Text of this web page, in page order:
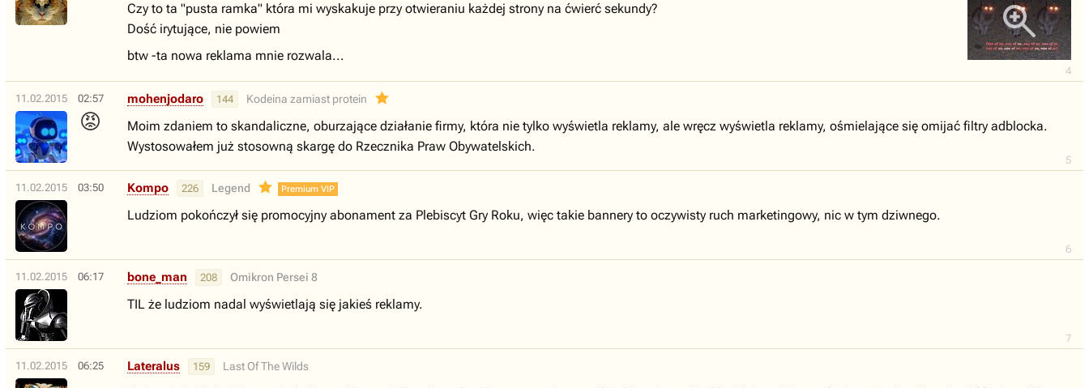
4
Czy to ta "pusta ramka" która mi wyskakuje przy otwieraniu każdej strony na ćwierć sekundy?
Dość irytujące, nie powiem
btw -ta nowa reklama mnie rozwala...
11.02.2015 02:57
😡
5
mohenjodaro 144 Kodeina zamiast protein
Moim zdaniem to skandaliczne, oburzające działanie firmy, która nie tylko wyświetla reklamy, ale wręcz wyświetla reklamy, ośmielające się omijać filtry adblocka.
Wystosowałem już stosowną skargę do Rzecznika Praw Obywatelskich.
11.02.2015 03:50
6
Kompo 226 Legend Premium VIP
Ludziom pokończył się promocyjny abonament za Plebiscyt Gry Roku, więc takie bannery to oczywisty ruch marketingowy, nic w tym dziwnego.
11.02.2015 06:17
7
bone_man 208 Omikron Persei 8
TIL że ludziom nadal wyświetlają się jakieś reklamy.
11.02.2015 06:25 Lateralus 159 Last Of The Wilds